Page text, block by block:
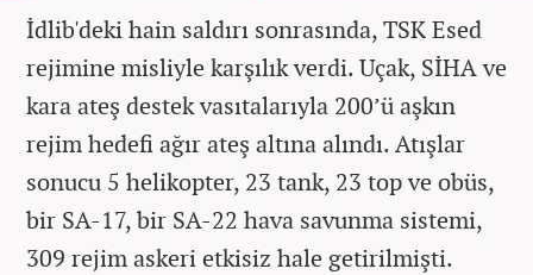
İdlib'deki hain saldırı sonrasında, TSK Esed
rejimine misliyle karşılık verdi. Uçak, SİHA ve
kara ateş destek vasıtalarıyla 200’ü aşkın
rejim hedefi ağır ateş altına alındı. Atışlar
sonucu 5 helikopter, 23 tank, 23 top ve obüs,
bir SA-17, bir SA-22 hava savunma sistemi,
309 rejim askeri etkisiz hale getirilmişti.